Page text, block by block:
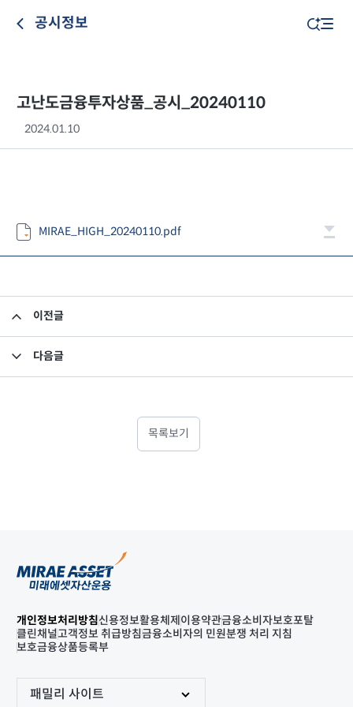
공시정보
고난도금융투자상품_공시_20240110
2024.01.10
MIRAE_HIGH_20240110.pdf
이전글
다음글
목록보기
개인정보처리방침신용정보활용체제 이용약관금융소비자보호포탈
클린채널고객정보 취급방침금융소비자의 민원분쟁 처리 지침
보호금융상품등록부
패밀리 사이트